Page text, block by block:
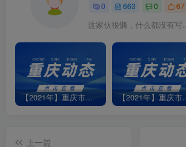
0 663 0
这家伙很懒，什么都没有写
【2021年】重庆市江北部分地区1月7日停水信息 【2021年】重庆
上一篇